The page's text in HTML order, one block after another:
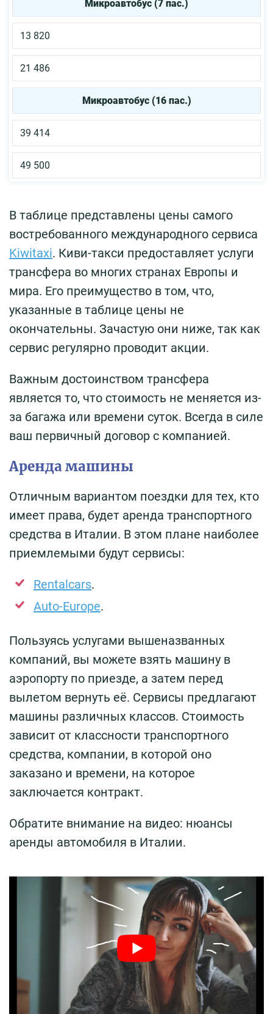
Микроавтобус (7 пас.)
13 820
21 486
Микроавтобус (16 пас.)
39 414
49 500
В таблице представлены цены самого
востребованного международного сервиса
Kiwitaxi. Киви-такси предоставляет услуги
трансфера во многих странах Европы и
мира. Его преимущество в том, что,
указанные в таблице цены не
окончательны. Зачастую они ниже, так как
сервис регулярно проводит акции.
Важным достоинством трансфера
является то, что стоимость не меняется из-
за багажа или времени суток. Всегда в силе
ваш первичный договор с компанией.
Аренда машины
Отличным вариантом поездки для тех, кто
имеет права, будет аренда транспортного
средства в Италии. В этом плане наиболее
приемлемыми будут сервисы:
Rentalcars.
Auto-Europe.
Пользуясь услугами вышеназванных
компаний, вы можете взять машину в
аэропорту по приезде, а затем перед
вылетом вернуть её. Сервисы предлагают
машины различных классов. Стоимость
зависит от классности транспортного
средства, компании, в которой оно
заказано и времени, на которое
заключается контракт.
Обратите внимание на видео: нюансы
аренды автомобиля в Италии.